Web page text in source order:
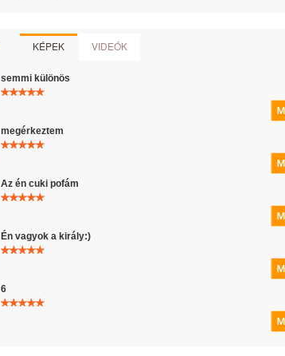
KÉPEK VIDEÓK
semmi különös
megérkeztem
Az én cuki pofám
Én vagyok a király:)
6